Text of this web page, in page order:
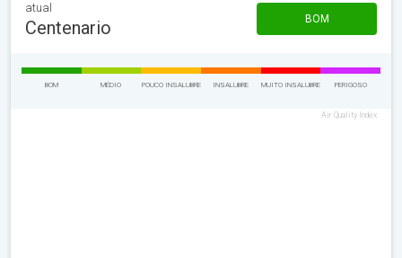
atual
Centenario BOM
BOM MÉDIO POUCO INSALUBRE INSALUBRE MUITO INSALUBRE PERIGOSO
Air Quality Index